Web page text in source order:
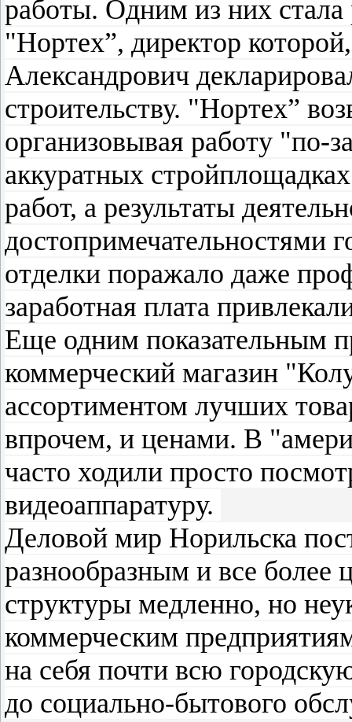
работы. Одним из них стала
"Нортех”, директор
Александрович
строительству. "Нортех”
организовывая работу "по-
аккуратных
работ, а результаты
достопримечательностями
отделки поражало даже
заработная плата
Еще одним показательным
коммерческий магазин
ассортиментом лучших
впрочем, и ценами. В
часто ходили просто
видеоаппаратуру.
Деловой мир Норильска
разнообразным и все более
структуры медленно, но
коммерческим
на себя почти всю
до социально-бытового